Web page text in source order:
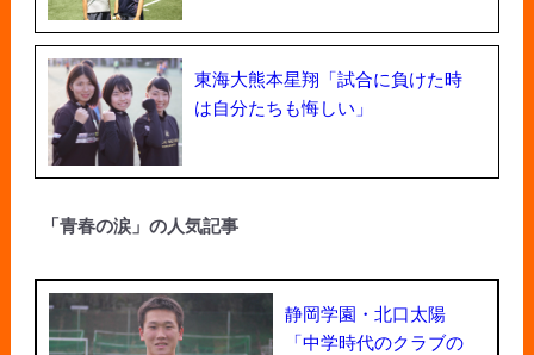
東海大熊本星翔「試合に負けた時
は自分たちも悔しい」
「青春の涙」の人気記事
静岡学園・北口太陽
「中学時代のクラブの